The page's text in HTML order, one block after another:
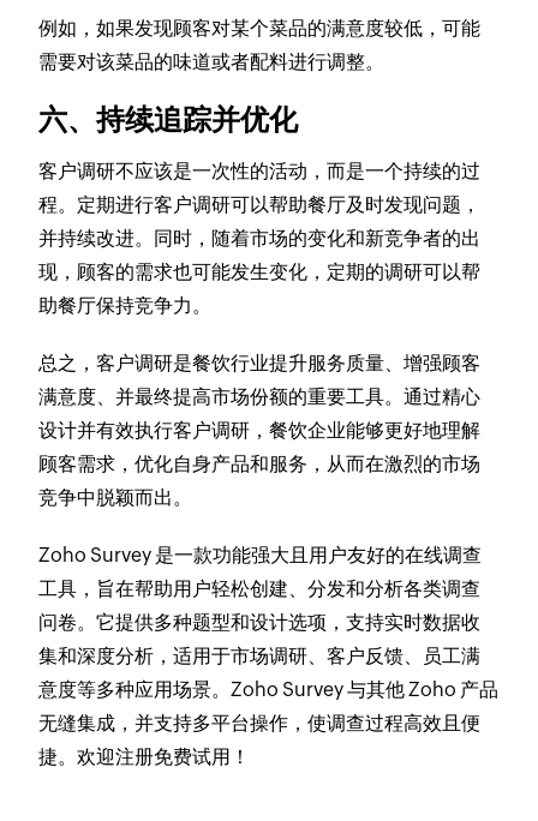
例如，如果发现顾客对某个菜品的满意度较低，可能
需要对该菜品的味道或者配料进行调整。
六、持续追踪并优化
客户调研不应该是一次性的活动，而是一个持续的过
程。定期进行客户调研可以帮助餐厅及时发现问题，
并持续改进。同时，随着市场的变化和新竞争者的出
现，顾客的需求也可能发生变化，定期的调研可以帮
助餐厅保持竞争力。
总之，客户调研是餐饮行业提升服务质量、增强顾客
满意度、并最终提高市场份额的重要工具。通过精心
设计并有效执行客户调研，餐饮企业能够更好地理解
顾客需求，优化自身产品和服务，从而在激烈的市场
竞争中脱颖而出。
Zoho Survey 是一款功能强大且用户友好的在线调查
工具，旨在帮助用户轻松创建、分发和分析各类调查
问卷。它提供多种题型和设计选项，支持实时数据收
集和深度分析，适用于市场调研、客户反馈、员工满
意度等多种应用场景。Zoho Survey 与其他 Zoho 产品
无缝集成，并支持多平台操作，使调查过程高效且便
捷。欢迎注册免费试用！